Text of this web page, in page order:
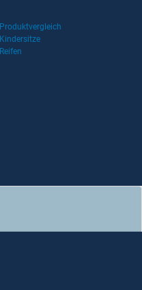
Produktvergleich
Kindersitze
Reifen